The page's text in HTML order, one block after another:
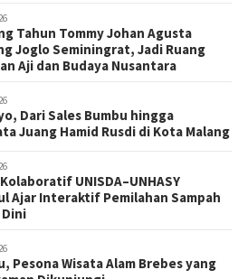
Tahun Tommy Johan Agusta
Joglo Seminingrat, Jadi Ruang
Aji dan Budaya Nusantara
Dari Sales Bumbu hingga
Juang Hamid Rusdi di Kota Malang
UNISDA–UNHASY
Ajar Interaktif Pemilahan Sampah
Pesona Wisata Alam Brebes yang